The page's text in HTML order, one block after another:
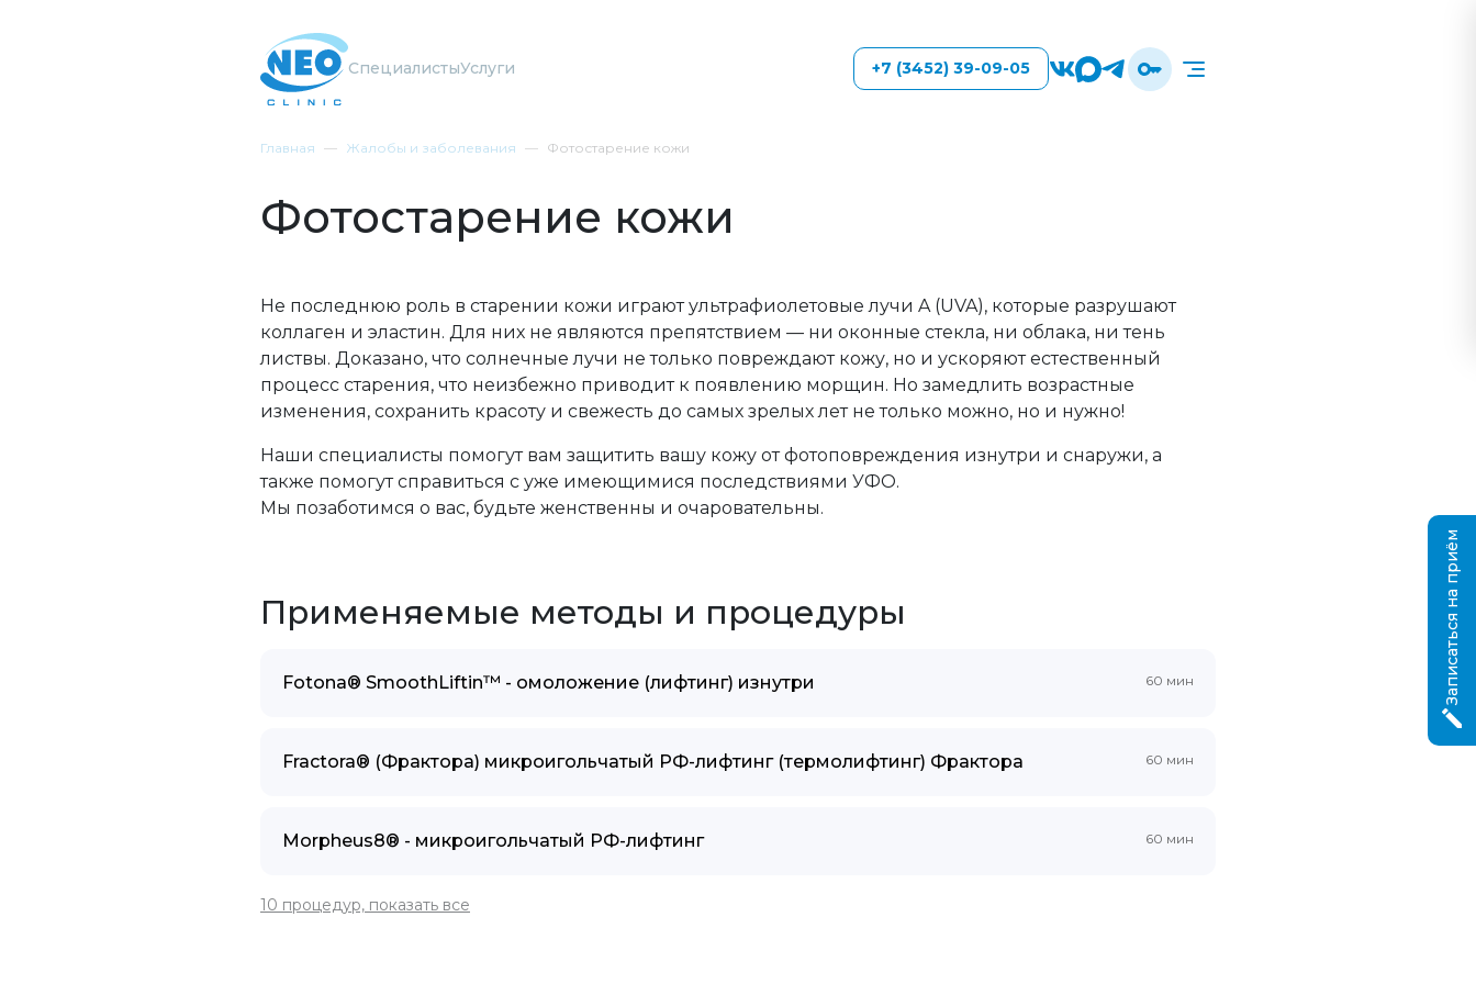
СпециалистыУслуги +7 (3452) 39-09-05
Главная Жалобы и заболевания Фотостарение кожи
Фотостарение кожи
Не последнюю роль в старении кожи играют ультрафиолетовые лучи A (UVA), которые разрушают
коллаген и эластин. Для них не являются препятствием — ни оконные стекла, ни облака, ни тень
листвы. Доказано, что солнечные лучи не только повреждают кожу, но и ускоряют естественный
процесс старения, что неизбежно приводит к появлению морщин. Но замедлить возрастные
изменения, сохранить красоту и свежесть до самых зрелых лет не только можно, но и нужно!
Наши специалисты помогут вам защитить вашу кожу от фотоповреждения изнутри и снаружи, а
также помогут справиться с уже имеющимися последствиями УФО.
Мы позаботимся о вас, будьте женственны и очаровательны.
Применяемые методы и процедуры
Fotona® SmoothLiftin™ - омоложение (лифтинг) изнутри 60 мин
Fractora® (Фрактора) микроигольчатый РФ-лифтинг (термолифтинг) Фрактора 60 мин
Morpheus8® - микроигольчатый РФ-лифтинг 60 мин
10 процедур, показать все
Записаться на приём